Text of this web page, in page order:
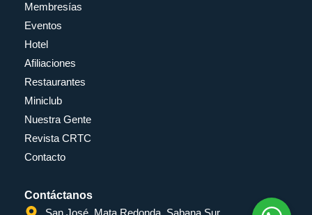
Membresías
Eventos
Hotel
Afiliaciones
Restaurantes
Miniclub
Nuestra Gente
Revista CRTC
Contacto
Contáctanos